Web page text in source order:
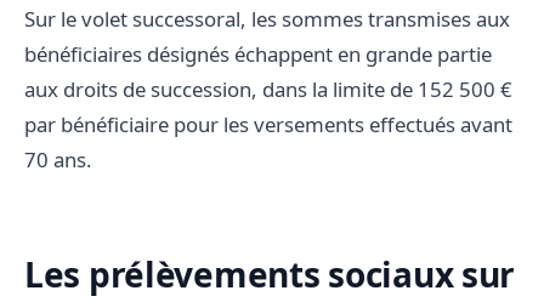
Sur le volet successoral, les sommes transmises aux
bénéficiaires désignés échappent en grande partie
aux droits de succession, dans la limite de 152 500 €
par bénéficiaire pour les versements effectués avant
70 ans.
Les prélèvements sociaux sur